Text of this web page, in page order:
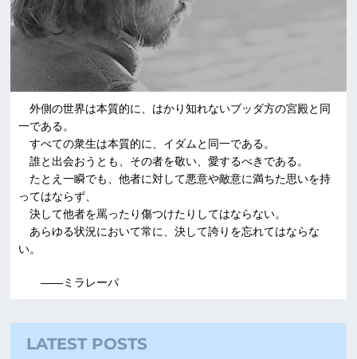
外側の世界は本質的に、はかり知れないブッダ方の宮殿と同
一である。
すべての衆生は本質的に、イダムと同一である。
誰と出会おうとも、その者を敬い、愛するべきである。
たとえ一瞬でも、他者に対して悪意や敵意に満ちた思いを持
ってはならず、
決して他者を罵ったり傷つけたりしてはならない。
あらゆる状況において常に、決して誇りを忘れてはならな
い。
――ミラレーパ
LATEST POSTS